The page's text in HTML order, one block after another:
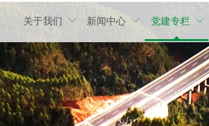
关于我们  新闻中心  党建专栏 